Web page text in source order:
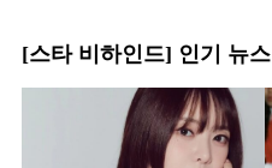
[스타 비하인드] 인기 뉴스